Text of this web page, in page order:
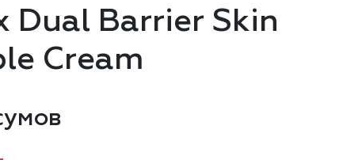
Dual Barrier Skin
Cream